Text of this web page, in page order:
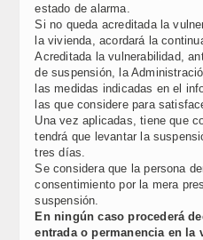
estado de alarma.
Si no queda acreditada la
la vivienda, acordará la
Acreditada la vulnerabilidad,
de suspensión, la
las medidas indicadas en el
las que considere para
Una vez aplicadas, tiene que
tendrá que levantar la
tres días.
Se considera que la persona
consentimiento por la mera
suspensión.
En ningún caso procederá
entrada o permanencia en la